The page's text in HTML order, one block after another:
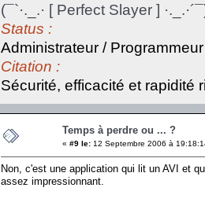
(¯`·._.· [ Perfect Slayer ]
Status :
Administrateur /
Citation :
Sécurité, efficacité et rapidité
Temps à perdre ou ... ?
« #9 le: 12 Septembre 2006 à
Non, c'est une application qui lit un AVI et
assez impressionnant.